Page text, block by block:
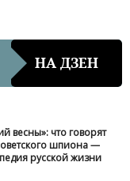
НА ДЗЕН
весны»: что говорят
шпиона —
русской жизни